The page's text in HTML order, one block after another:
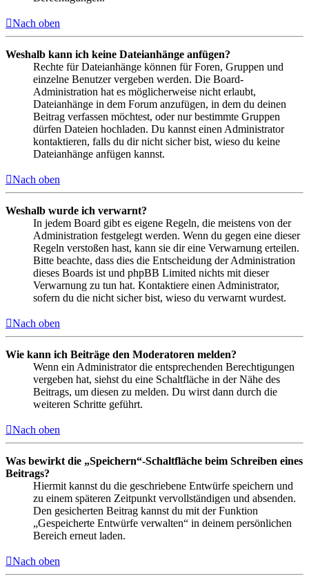
Nach oben
Weshalb kann ich keine Dateianhänge anfügen?
Rechte für Dateianhänge können für Foren, Gruppen und
einzelne Benutzer vergeben werden. Die Board-
Administration hat es möglicherweise nicht erlaubt,
Dateianhänge in dem Forum anzufügen, in dem du deinen
Beitrag verfassen möchtest, oder nur bestimmte Gruppen
dürfen Dateien hochladen. Du kannst einen Administrator
kontaktieren, falls du dir nicht sicher bist, wieso du keine
Dateianhänge anfügen kannst.
Nach oben
Weshalb wurde ich verwarnt?
In jedem Board gibt es eigene Regeln, die meistens von der
Administration festgelegt werden. Wenn du gegen eine dieser
Regeln verstoßen hast, kann sie dir eine Verwarnung erteilen.
Bitte beachte, dass dies die Entscheidung der Administration
dieses Boards ist und phpBB Limited nichts mit dieser
Verwarnung zu tun hat. Kontaktiere einen Administrator,
sofern du die nicht sicher bist, wieso du verwarnt wurdest.
Nach oben
Wie kann ich Beiträge den Moderatoren melden?
Wenn ein Administrator die entsprechenden Berechtigungen
vergeben hat, siehst du eine Schaltfläche in der Nähe des
Beitrags, um diesen zu melden. Du wirst dann durch die
weiteren Schritte geführt.
Nach oben
Was bewirkt die „Speichern“-Schaltfläche beim Schreiben eines
Beitrags?
Hiermit kannst du die geschriebene Entwürfe speichern und
zu einem späteren Zeitpunkt vervollständigen und absenden.
Den gesicherten Beitrag kannst du mit der Funktion
„Gespeicherte Entwürfe verwalten“ in deinem persönlichen
Bereich erneut laden.
Nach oben